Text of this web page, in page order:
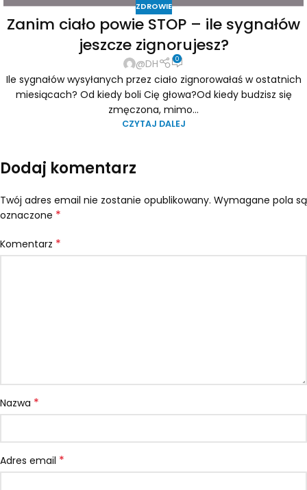
ZDROWIE
Zanim ciało powie STOP – ile sygnałów
jeszcze zignorujesz?
@DH 0
Ile sygnałów wysyłanych przez ciało zignorowałaś w ostatnich
miesiącach? Od kiedy boli Cię głowa?Od kiedy budzisz się
zmęczona, mimo...
CZYTAJ DALEJ
Dodaj komentarz
Twój adres email nie zostanie opublikowany. Wymagane pola są
oznaczone *
Komentarz *
Nazwa *
Adres email *